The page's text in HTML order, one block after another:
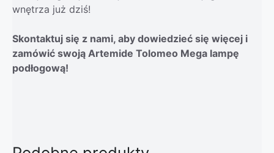
wnętrza już dziś!
Skontaktuj się z nami, aby dowiedzieć się więcej i
zamówić swoją Artemide Tolomeo Mega lampę
podłogową!